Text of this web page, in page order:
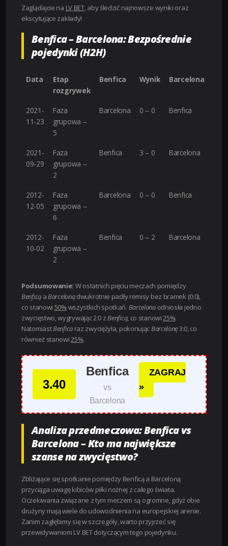
Zaglądajcie na LV BET, aby śledzić najnowsze wyniki oraz
ekscytujące zakłady!
Benfica – Barcelona: Bezpośrednie
pojedynki (H2H)
Data
Etap
rozgrywek
Benfica Wynik Barcelona
2021-
11-23
Faza
grupowa –
5
Barcelona 0 – 0 Benfica
2021-
09-29
Faza
grupowa –
2
Benfica 3 – 0 Barcelona
2012-
12-05
Faza
grupowa –
6
Barcelona 0 – 0 Benfica
2012-
10-02
Faza
grupowa –
2
Benfica 0 – 2 Barcelona
Podsumowanie: W ostatnich pięciu meczach pomiędzy
BenficąaBarcelonądwukrotnie padły remisy bez bramek (0:0),
co stanowi 50% wszystkich spotkań. Barcelonaodniosła jedno
zwycięstwo, wygrywając 2:0 zBenficą, co stanowi25%.
NatomiastBenficaraz zwyciężyła, pokonującBarcelonę3:0, co
również stanowi25%.
3.40
Benfica
vs
Barcelona
ZAGRAJ
»
Analiza przedmeczowa: Benfica vs
Barcelona – Kto ma największe
szanse na zwycięstwo?
Zbliżające się spotkanie pomiędzy Benficą a Barceloną
przyciąga uwagę kibiców piłki nożnej z całego świata.
Oczekiwania związane z tym meczem są ogromne, gdyż obie
drużyny mają wiele do udowodnienia na europejskiej arenie.
Zanim zagłębimy się w szczegóły, warto przyjrzeć się
przewidywaniom LV BET dotyczącym tego pojedynku.